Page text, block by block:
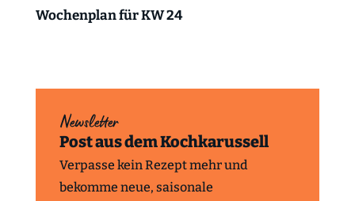
Wochenplan für KW 24
Newsletter
Post aus dem Kochkarussell
Verpasse kein Rezept mehr und
bekomme neue, saisonale